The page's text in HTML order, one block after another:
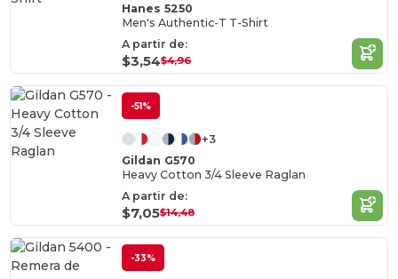
Hanes 5250
Men's Authentic-T T-Shirt
A partir de:
$3,54$4,96
-51%
+3
Gildan G570
Heavy Cotton 3/4 Sleeve Raglan
A partir de:
$7,05$14,48
-33%